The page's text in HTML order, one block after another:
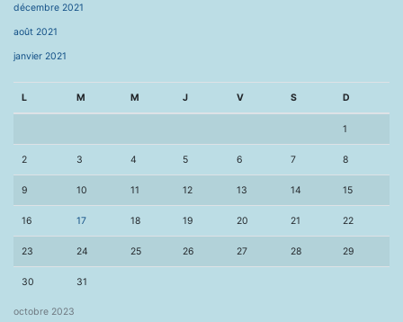
décembre 2021
août 2021
janvier 2021
octobre 2023
L M M J V S D
1
2 3 4 5 6 7 8
9 10 11 12 13 14 15
16 17 18 19 20 21 22
23 24 25 26 27 28 29
30 31